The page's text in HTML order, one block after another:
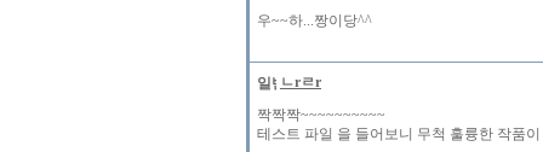
우~~하...짱이당^^
ㄴrㄹr
짝짝짝~~~~~~~~~~
테스트 파일 을 들어보니 무척 훌륭한 작품